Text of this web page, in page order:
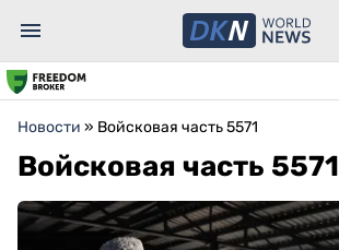
Новости » Войсковая часть 5571
Войсковая часть 5571